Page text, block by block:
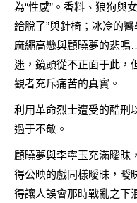
為“性感”。香料、狼狗與
給脫了”與針椅；冰冷的
麻繩高懸與顧曉夢的悲
迷，鏡頭從不正面于此，
觀者充斥痛苦的真實。
利用革命烈士遭受的酷刑
過于不敬。
顧曉夢與李寧玉充滿曖昧
得公映的戲同樣曖昧，曖
得讓人誤會那時戰亂之下